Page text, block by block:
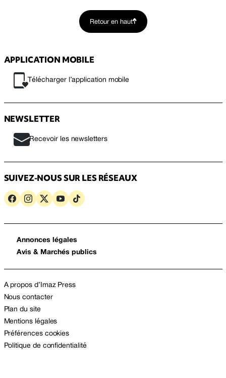
Retour en haut
APPLICATION MOBILE
Télécharger l’application mobile
NEWSLETTER
Recevoir les newsletters
SUIVEZ-NOUS SUR LES RÉSEAUX
Annonces légales
Avis & Marchés publics
A propos d’Imaz Press
Nous contacter
Plan du site
Mentions légales
Préférences cookies
Politique de confidentialité